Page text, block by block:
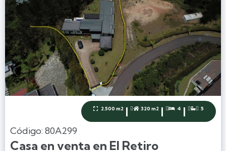
 2.500 m2 |  320 m2 |  4 |  5
Código: 80A299
Casa en venta en El Retiro